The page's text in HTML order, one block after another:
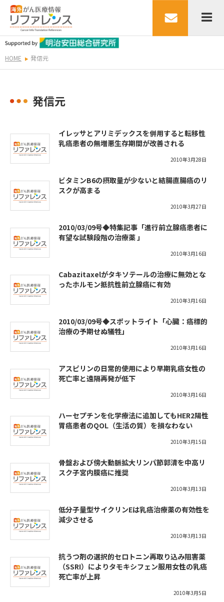
HOME 発信元
発信元
イレッサとアリミデックスを併用すると転移性
乳癌患者の無増悪生存期間が改善される
2010年3月28日
ビタミンB6の摂取量が少ないと結腸直腸癌のリ
スクが高まる
2010年3月27日
2010/03/09号◆特集記事「進行前立腺癌患者に
有望な試験段階の治療薬 」
2010年3月16日
Cabazitaxelがタキソテールの治療に無効とな
ったホルモン抵抗性前立腺癌に有効
2010年3月16日
2010/03/09号◆スポットライト「心臓：癌標的
治療の予期せぬ犠牲」
2010年3月16日
アスピリンの日常的使用により早期乳癌女性の
死亡率と遠隔再発が低下
2010年3月16日
ハーセプチンを化学療法に追加してもHER2陽性
胃癌患者のQOL（生活の質）を損なわない
2010年3月15日
骨盤および傍大動脈拡大リンパ節郭清を中高リ
スク子宮内膜癌に推奨
2010年3月13日
低分子量型サイクリンEは乳癌治療薬の有効性を
減少させる
2010年3月13日
抗うつ剤の選択的セロトニン再取り込み阻害薬
（SSRI）によりタモキシフェン服用女性の乳癌
死亡率が上昇
2010年3月5日